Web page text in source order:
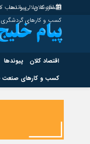
افزونه جلالی را نصب
اقتصاد کلان پیوندها
کسب و کارهای گردشگری
اقتصاد کلان پیوندها
کسب و کارهای صنعت
اقتصاد کلان